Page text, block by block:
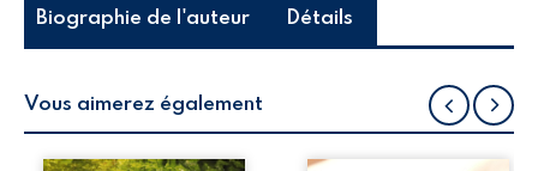
Biographie de l'auteur Détails
Vous aimerez également